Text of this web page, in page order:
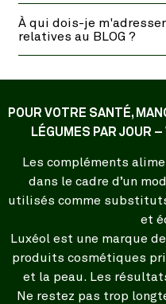
À qui dois-je
relatives au BLOG ?
POUR VOTRE SANTÉ,
LÉGUMES PAR JOUR
Les compléments
dans le cadre d’un
utilisés comme
et
Luxéol est une marque
produits cosmétiques
et la peau. Les
Ne restez pas trop